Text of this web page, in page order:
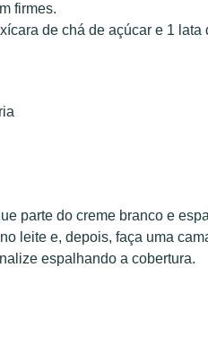
firmes.
de chá de açúcar e 1 lata
parte do creme branco e
leite e, depois, faça uma
espalhando a cobertura.